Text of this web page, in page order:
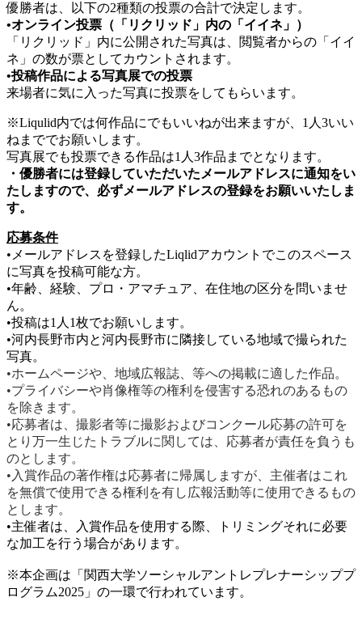
​優勝者は、以下の2種類の投票の合計で決定します。
•オンライン投票（「リクリッド」内の「イイネ」）
​「リクリッド」内に公開された写真は、閲覧者からの「イイ
ネ」の数が票としてカウントされます。
•投稿作品による写真展での投票
来場者に気に入った写真に投票をしてもらいます。
※Liqulid内では何作品にでもいいねが出来ますが、1人3いい
ねまででお願いします。
写真展でも投票できる作品は1人3作品までとなります。
・優勝者には登録していただいたメールアドレスに通知をい
たしますので、必ずメールアドレスの登録をお願いいたしま
す。
応募条件
•メールアドレスを登録したLiqlidアカウントでこのスペース
に写真を投稿可能な方。
•年齢、経験、プロ・アマチュア、在住地の区分を問いませ
ん。
•投稿は1人1枚でお願いします。
•河内長野市内と河内長野市に隣接している地域で撮られた
写真。
•ホームページや、地域広報誌、等への掲載に適した作品。
•プライバシーや肖像権等の権利を侵害する恐れのあるもの
を除きます。
•応募者は、撮影者等に撮影およびコンクール応募の許可を
とり万一生じたトラブルに関しては、応募者が責任を負うも
のとします。
•入賞作品の著作権は応募者に帰属しますが、主催者はこれ
を無償で使用できる権利を有し広報活動等に使用できるもの
とします。
•主催者は、入賞作品を使用する際、トリミングそれに必要
な加工を行う場合があります。
※本企画は「関西大学ソーシャルアントレプレナーシッププ
ログラム2025」の一環で行われています。